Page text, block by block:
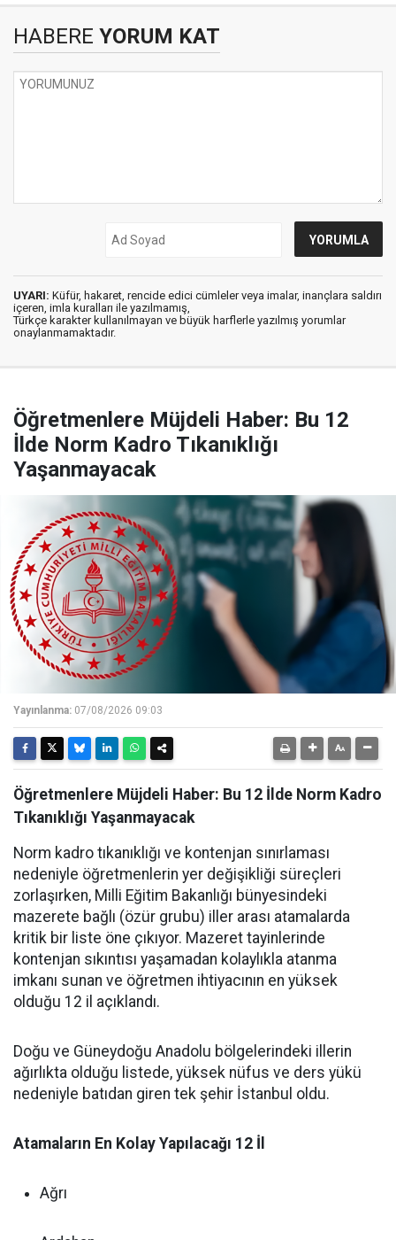
HABERE YORUM KAT
UYARI: Küfür, hakaret, rencide edici cümleler veya imalar, inançlara saldırı
içeren, imla kuralları ile yazılmamış,
Türkçe karakter kullanılmayan ve büyük harflerle yazılmış yorumlar
onaylanmamaktadır.
Öğretmenlere Müjdeli Haber: Bu 12
İlde Norm Kadro Tıkanıklığı
Yaşanmayacak
Yayınlanma: 07/08/2026 09:03
Öğretmenlere Müjdeli Haber: Bu 12 İlde Norm Kadro
Tıkanıklığı Yaşanmayacak
Norm kadro tıkanıklığı ve kontenjan sınırlaması
nedeniyle öğretmenlerin yer değişikliği süreçleri
zorlaşırken, Milli Eğitim Bakanlığı bünyesindeki
mazerete bağlı (özür grubu) iller arası atamalarda
kritik bir liste öne çıkıyor. Mazeret tayinlerinde
kontenjan sıkıntısı yaşamadan kolaylıkla atanma
imkanı sunan ve öğretmen ihtiyacının en yüksek
olduğu 12 il açıklandı.
Doğu ve Güneydoğu Anadolu bölgelerindeki illerin
ağırlıkta olduğu listede, yüksek nüfus ve ders yükü
nedeniyle batıdan giren tek şehir İstanbul oldu.
Atamaların En Kolay Yapılacağı 12 İl
Ağrı